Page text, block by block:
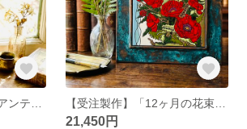
【受注製作】「12ヶ月の花束」7月の花 ひなげし＊送料無料
21,450円